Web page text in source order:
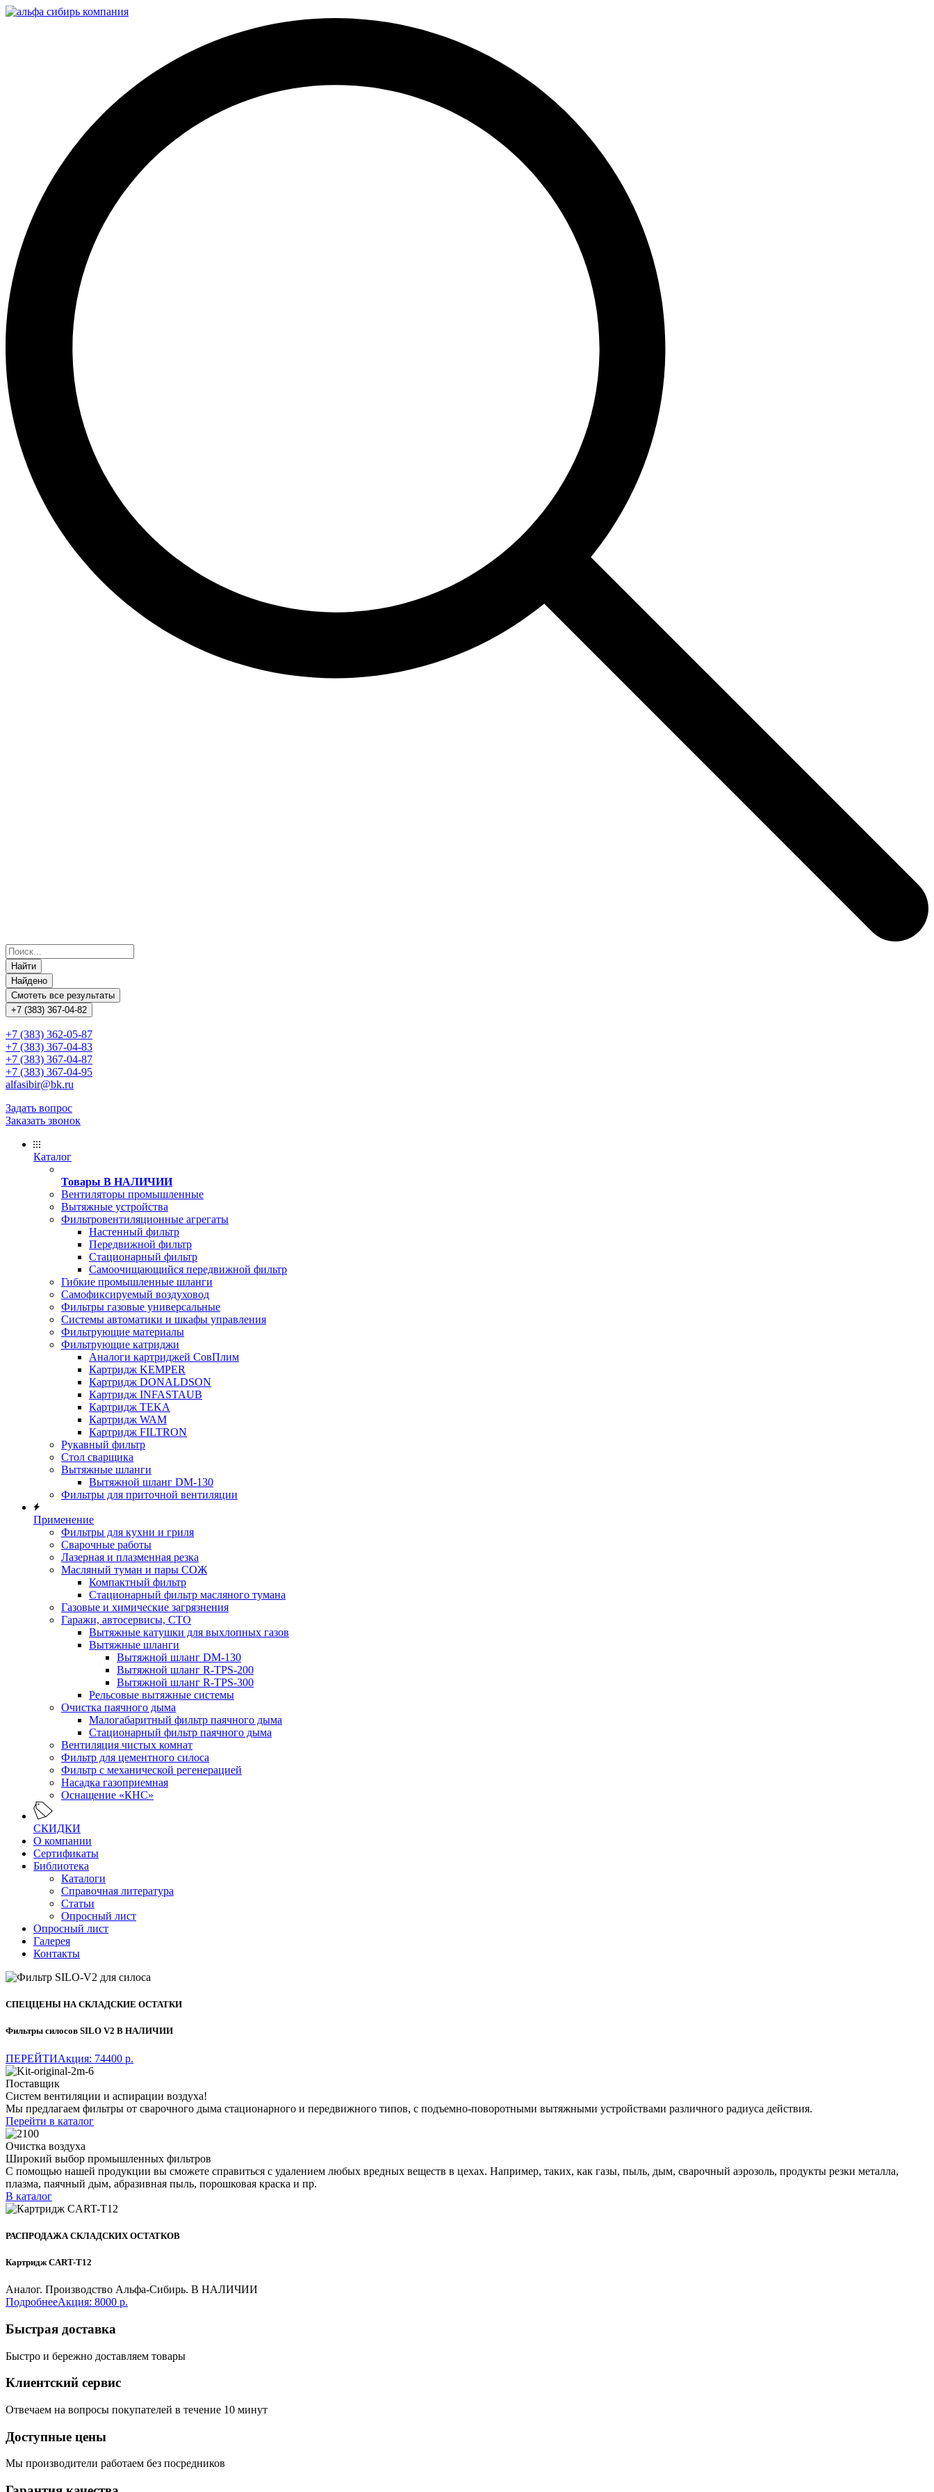
Перейти
Найти
Найдено
Смотеть все результаты
+7 (383) 367-04-82
+7 (383) 362-05-87
+7 (383) 367-04-83
+7 (383) 367-04-87
+7 (383) 367-04-95
alfasibir@bk.ru
Задать вопрос
Заказать звонок
Каталог
Товары В НАЛИЧИИ
Вентиляторы промышленные
Вытяжные устройства
Фильтровентиляционные агрегаты
Настенный фильтр
Передвижной фильтр
Стационарный фильтр
Самоочищающийся передвижной фильтр
Гибкие промышленные шланги
Самофиксируемый воздуховод
Фильтры газовые универсальные
Системы автоматики и шкафы управления
Фильтрующие материалы
Фильтрующие катриджи
Аналоги картриджей СовПлим
Картридж KEMPER
Картридж DONALDSON
Картридж INFASTAUB
Картридж TEKA
Картридж WAM
Картридж FILTRON
Рукавный фильтр
Стол сварщика
Вытяжные шланги
Вытяжной шланг DM-130
Фильтры для приточной вентиляции
Применение
Фильтры для кухни и гриля
Сварочные работы
Лазерная и плазменная резка
Масляный туман и пары СОЖ
Компактный фильтр
Стационарный фильтр масляного тумана
Газовые и химические загрязнения
Гаражи, автосервисы, СТО
Вытяжные катушки для выхлопных газов
Вытяжные шланги
Вытяжной шланг DM-130
Вытяжной шланг R-TPS-200
Вытяжной шланг R-TPS-300
Рельсовые вытяжные системы
Очистка паячного дыма
Малогабаритный фильтр паячного дыма
Стационарный фильтр паячного дыма
Вентиляция чистых комнат
Фильтр для цементного силоса
Фильтр с механической регенерацией
Насадка газоприемная
Оснащение «КНС»
СКИДКИ
О компании
Сертификаты
Библиотека
Каталоги
Справочная литература
Статьи
Опросный лист
Опросный лист
Галерея
Контакты
СПЕЦЦЕНЫ НА СКЛАДСКИЕ ОСТАТКИ
Фильтры силосов SILO V2 В НАЛИЧИИ
ПЕРЕЙТИАкция: 74400 р.
Поставщик
Систем вентиляции и аспирации воздуха!
Мы предлагаем фильтры от сварочного дыма стационарного и передвижного типов, с подъемно-поворотными вытяжными устройствами различного радиуса действия.
Перейти в каталог
Очистка воздуха
Широкий выбор промышленных фильтров
С помощью нашей продукции вы сможете справиться с удалением любых вредных веществ в цехах. Например, таких, как газы, пыль, дым, сварочный аэрозоль, продукты резки металла,
плазма, паячный дым, абразивная пыль, порошковая краска и пр.
В каталог
РАСПРОДАЖА СКЛАДСКИХ ОСТАТКОВ
Картридж CART-T12
Аналог. Производство Альфа-Сибирь. В НАЛИЧИИ
ПодробнееАкция: 8000 р.
Быстрая доставка
Быстро и бережно доставляем товары
Клиентский сервис
Отвечаем на вопросы покупателей в течение 10 минут
Доступные цены
Мы производители работаем без посредников